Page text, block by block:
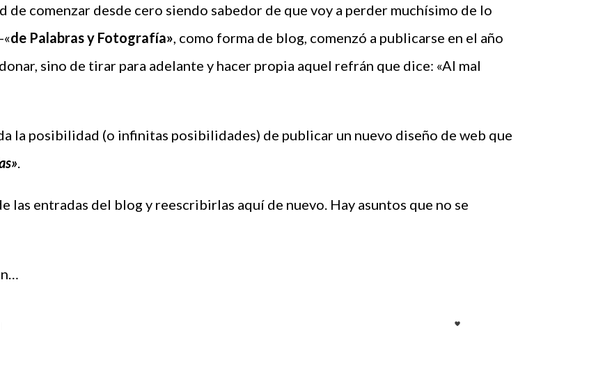
de comenzar desde cero siendo sabedor de que voy a perder muchísimo de lo
de Palabras y Fotografía» , como forma de blog, comenzó a publicarse en el año
sino de tirar para adelante y hacer propia aquel refrán que dice: «Al mal
la posibilidad (o infinitas posibilidades) de publicar un nuevo diseño de web que
las entradas del blog y reescribirlas aquí de nuevo. Hay asuntos que no se